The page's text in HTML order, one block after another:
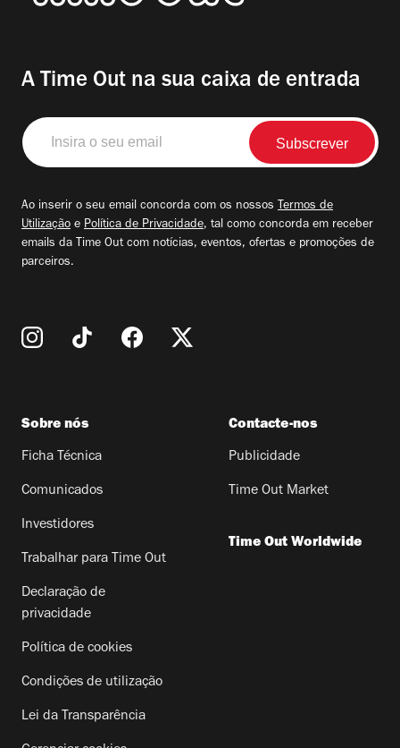
A Time Out na sua caixa de entrada
Insira
o
seu
Ao inserir o seu email concorda com os nossos Termos de
Utilização e Política de Privacidade, tal como concorda em receber
emails da Time Out com notícias, eventos, ofertas e promoções de
parceiros.
Sobre nós
Ficha Técnica
Comunicados
Investidores
Trabalhar para Time Out
Declaração de
privacidade
Política de cookies
Condições de utilização
Lei da Transparência
Contacte-nos
Publicidade
Time Out Market
Time Out Worldwide